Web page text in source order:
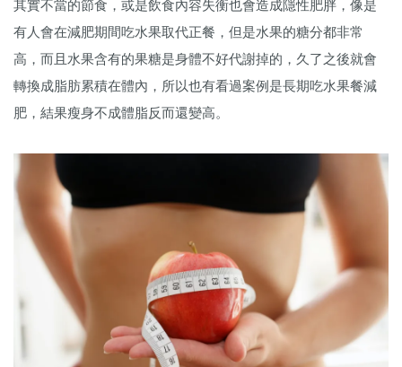
其實不當的節食，或是飲食內容失衡也會造成隱性肥胖，像是
有人會在減肥期間吃水果取代正餐，但是水果的糖分都非常
高，而且水果含有的果糖是身體不好代謝掉的，久了之後就會
轉換成脂肪累積在體內，所以也有看過案例是長期吃水果餐減
肥，結果瘦身不成體脂反而還變高。